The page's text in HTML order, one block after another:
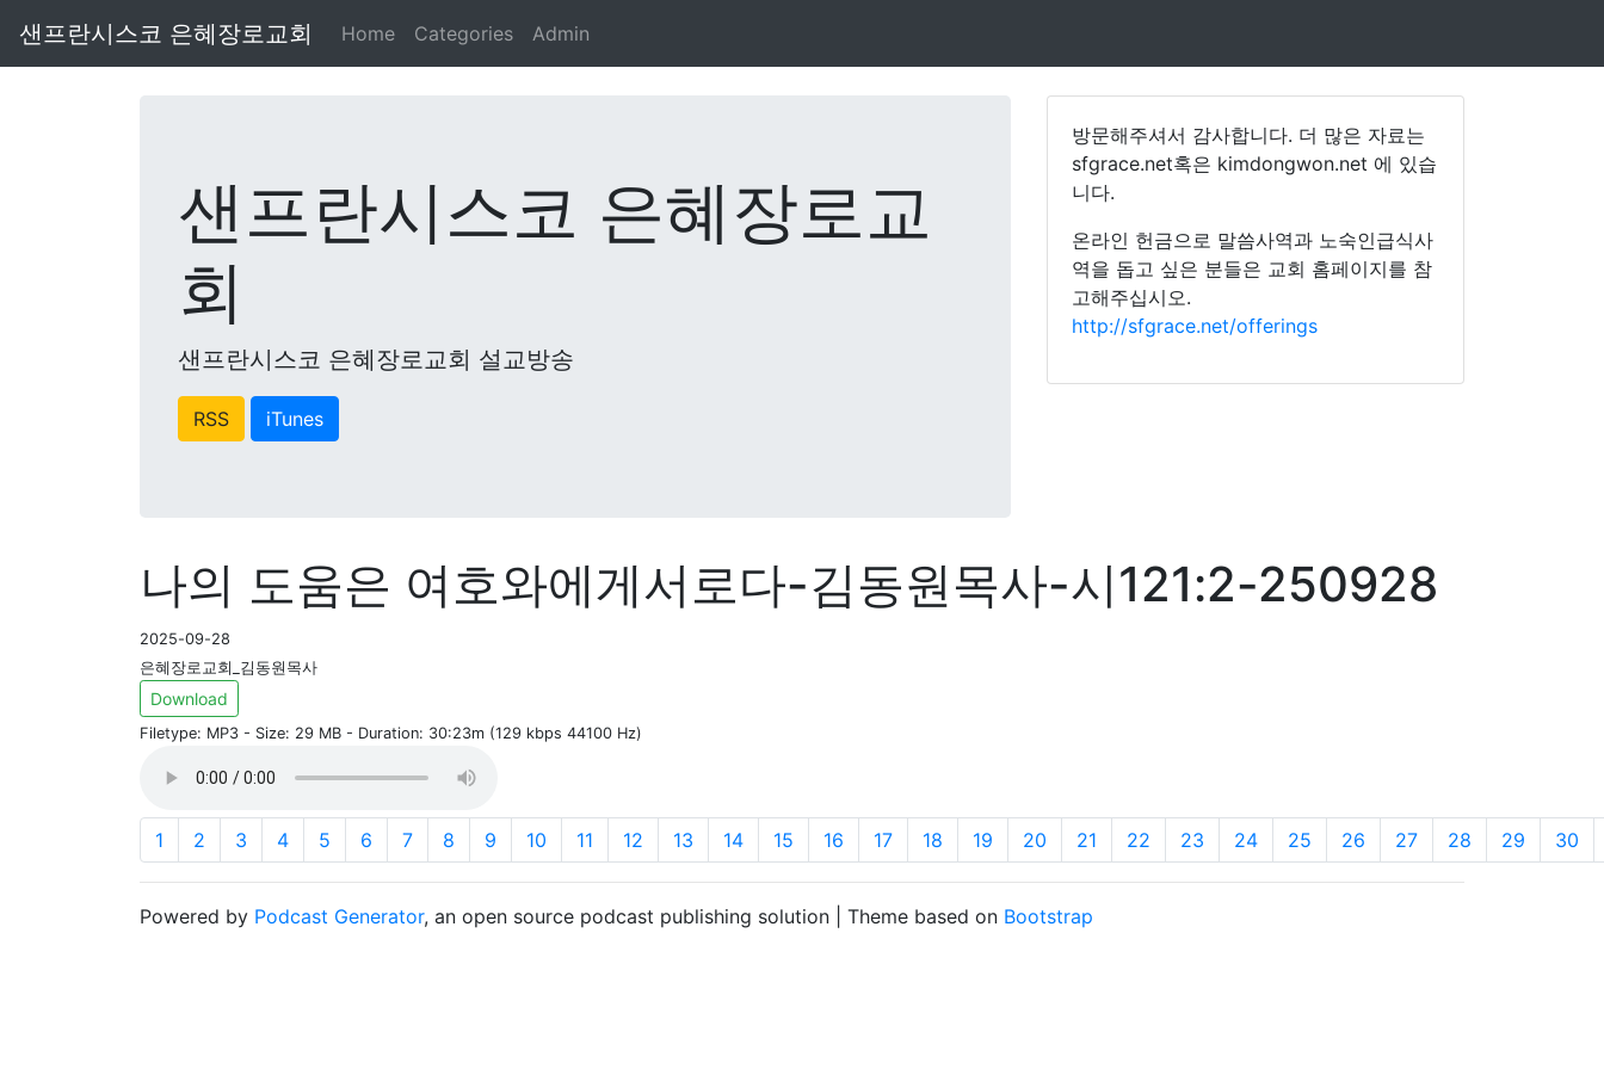
샌프란시스코 은혜장로교회 Home Categories Admin
샌프란시스코 은혜장로교
회
샌프란시스코 은혜장로교회 설교방송
RSS iTunes
방문해주셔서 감사합니다. 더 많은 자료는
sfgrace.net혹은 kimdongwon.net 에 있습
니다.
온라인 헌금으로 말씀사역과 노숙인급식사
역을 돕고 싶은 분들은 교회 홈페이지를 참
고해주십시오.
http://sfgrace.net/offerings
나의 도움은 여호와에게서로다-김동원목사-시121:2-250928
2025-09-28
은혜장로교회_김동원목사
Download
Filetype: MP3 - Size: 29 MB - Duration: 30:23m (129 kbps 44100 Hz)
1 2 3 4 5 6 7 8 9 10 11 12 13 14 15 16 17 18 19 20 21 22 23 24 25 26 27 28 29 30
Powered by Podcast Generator, an open source podcast publishing solution | Theme based on Bootstrap